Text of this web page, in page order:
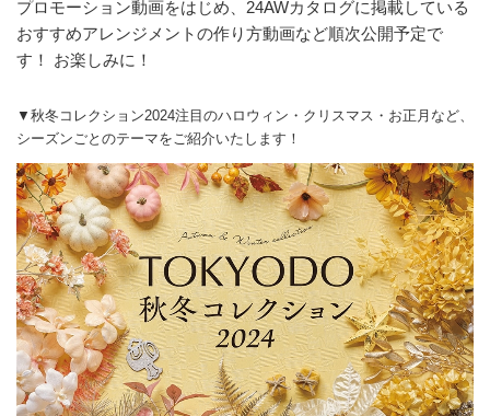
プロモーション動画をはじめ、24AWカタログに掲載している
おすすめアレンジメントの作り方動画など順次公開予定で
す！ お楽しみに！
▼秋冬コレクション2024注目のハロウィン・クリスマス・お正月など、
シーズンごとのテーマをご紹介いたします！